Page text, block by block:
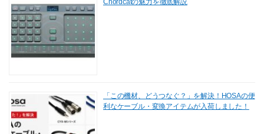
「この機材、どうつなぐ？」を解決！HOSAの便
利なケーブル・変換アイテムが入荷しました！